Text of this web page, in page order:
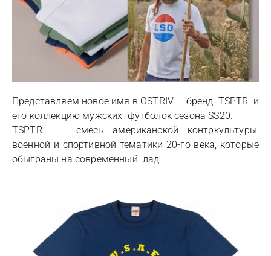
Представляем новое имя в OSTRIV — бренд TSPTR и
его коллекцию мужских футболок сезона SS20.
TSPTR — смесь американской контркультуры,
военной и спортивной тематики 20-го века, которые
обыграны на современный лад.